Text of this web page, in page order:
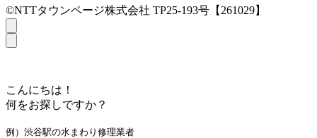
©NTTタウンページ株式会社 TP25-193号【261029】
こんにちは！
何をお探しですか？
例）渋谷駅の水まわり修理業者